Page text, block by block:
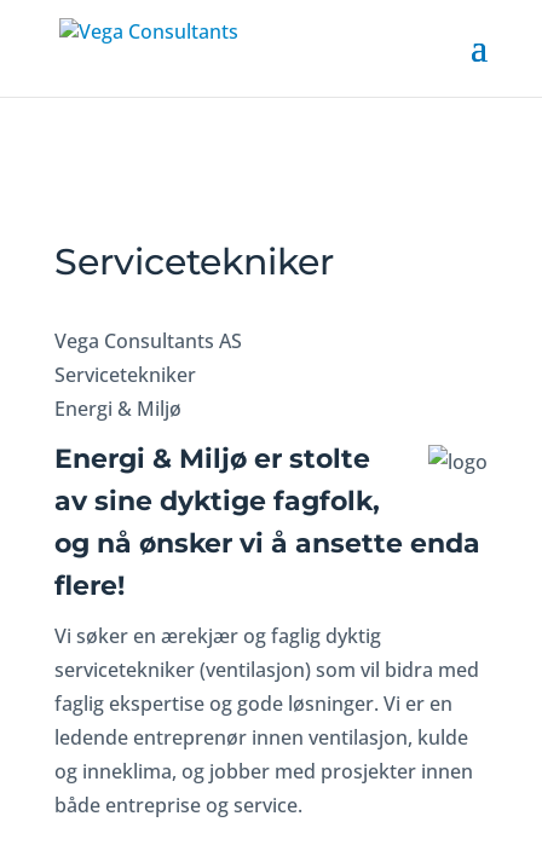
Servicetekniker
Vega Consultants AS
Servicetekniker
Energi & Miljø
Energi & Miljø er stolte
av sine dyktige fagfolk,
og nå ønsker vi å ansette enda
flere!
Vi søker en ærekjær og faglig dyktig
servicetekniker (ventilasjon) som vil bidra med
faglig ekspertise og gode løsninger. Vi er en
ledende entreprenør innen ventilasjon, kulde
og inneklima, og jobber med prosjekter innen
både entreprise og service.